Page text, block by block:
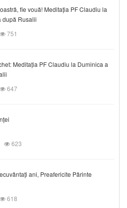
fie vouă! Meditația PF Claudiu la
după Rusalii
751
Meditația PF Claudiu la Duminica a
647
623
ani, Preafericite Părinte
618